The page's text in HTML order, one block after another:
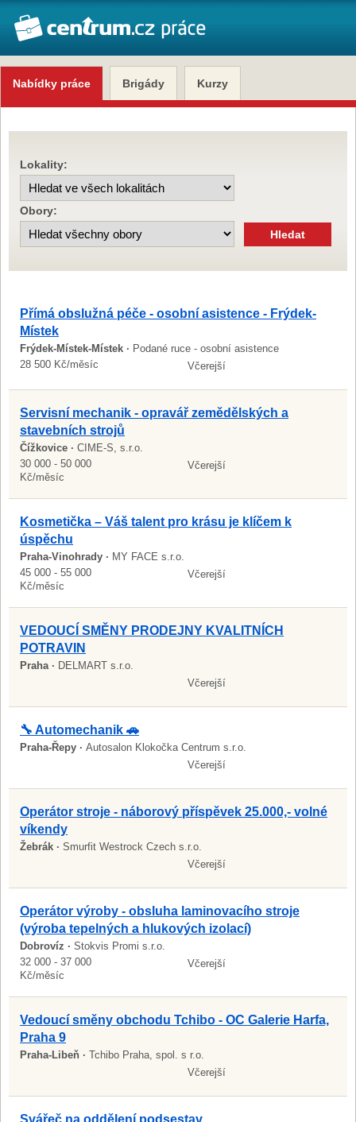
Nabídky práce Brigády Kurzy
Lokality:
Obory:
Přímá obslužná péče - osobní asistence - Frýdek-
Místek
Frýdek-Místek-Místek · Podané ruce - osobní asistence
28 500 Kč/měsíc
Včerejší
Servisní mechanik - opravář zemědělských a
stavebních strojů
Čížkovice · CIME-S, s.r.o.
30 000 - 50 000
Kč/měsíc
Včerejší
Kosmetička – Váš talent pro krásu je klíčem k
úspěchu
Praha-Vinohrady · MY FACE s.r.o.
45 000 - 55 000
Kč/měsíc
Včerejší
VEDOUCÍ SMĚNY PRODEJNY KVALITNÍCH
POTRAVIN
Praha · DELMART s.r.o.
Včerejší
🔧 Automechanik 🚗
Praha-Řepy · Autosalon Klokočka Centrum s.r.o.
Včerejší
Operátor stroje - náborový příspěvek 25.000,- volné
víkendy
Žebrák · Smurfit Westrock Czech s.r.o.
Včerejší
Operátor výroby - obsluha laminovacího stroje
(výroba tepelných a hlukových izolací)
Dobrovíz · Stokvis Promi s.r.o.
32 000 - 37 000
Kč/měsíc
Včerejší
Vedoucí směny obchodu Tchibo - OC Galerie Harfa,
Praha 9
Praha-Libeň · Tchibo Praha, spol. s r.o.
Včerejší
Svářeč na oddělení podsestav